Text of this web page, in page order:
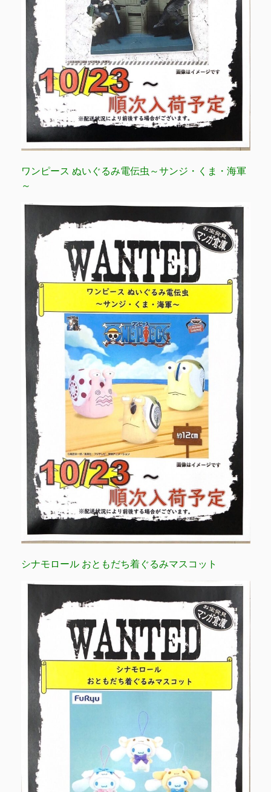
ワンピース ぬいぐるみ電伝虫～サンジ・くま・海軍
～
シナモロール おともだち着ぐるみマスコット